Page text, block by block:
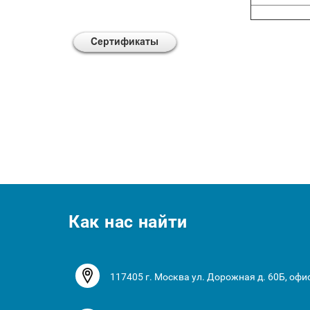
Как нас найти
117405 г. Москва ул. Дорожная д. 60Б,